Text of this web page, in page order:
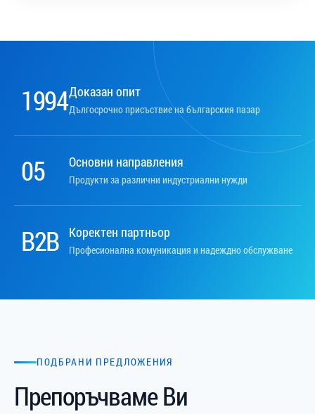
1994Доказан опит
Дългосрочно присъствие на българския пазар
05 Основни направления
Продукти за различни индустриални нужди
B2B Коректен партньор
Професионална комуникация и надеждно обслужване
ПОДБРАНИ ПРЕДЛОЖЕНИЯ
Препоръчваме Ви